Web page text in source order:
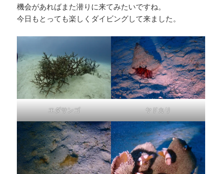
機会があればまた潜りに来てみたいですね。
今日もとっても楽しくダイビングして来ました。
エダサンゴ ヤドカリ